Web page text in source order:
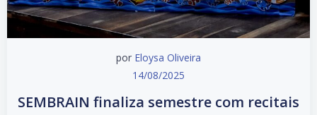
por Eloysa Oliveira
14/08/2025
SEMBRAIN finaliza semestre com recitais